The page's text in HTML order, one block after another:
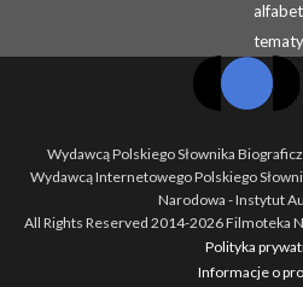
Wydawcą Polskiego Słownika
Wydawcą Internetowego Polskiego
Narodowa - Instytut
All Rights Reserved 2014-2026Filmoteka
Polityka
Informacje o